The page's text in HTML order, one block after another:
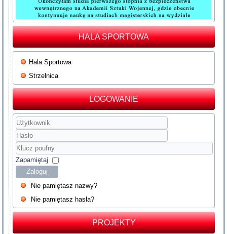
HALA SPORTOWA
Hala Sportowa
Strzelnica
LOGOWANIE
Użytkownik
Hasło
Klucz
poufny
Zapamiętaj
Zaloguj
Nie pamiętasz nazwy?
Nie pamiętasz hasła?
PROJEKTY